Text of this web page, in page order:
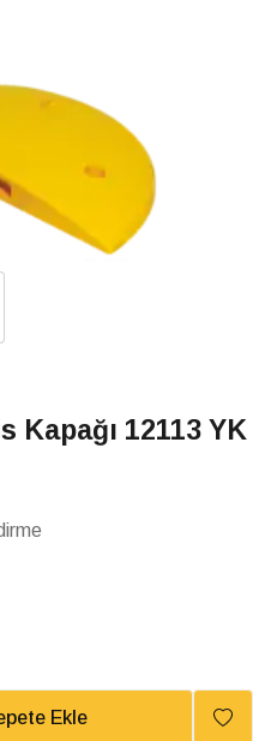
Kapağı 12113 YK
Ekle